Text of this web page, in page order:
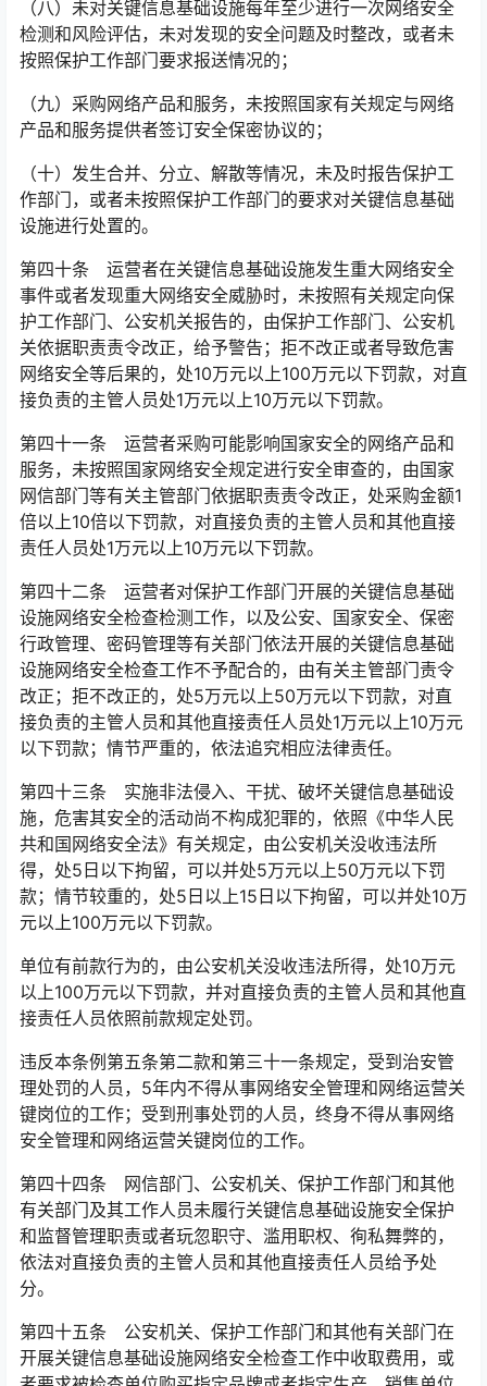
（八）未对关键信息基础设施每年至少进行一次网络安全
检测和风险评估，未对发现的安全问题及时整改，或者未
按照保护工作部门要求报送情况的；
（九）采购网络产品和服务，未按照国家有关规定与网络
产品和服务提供者签订安全保密协议的；
（十）发生合并、分立、解散等情况，未及时报告保护工
作部门，或者未按照保护工作部门的要求对关键信息基础
设施进行处置的。
第四十条 运营者在关键信息基础设施发生重大网络安全
事件或者发现重大网络安全威胁时，未按照有关规定向保
护工作部门、公安机关报告的，由保护工作部门、公安机
关依据职责责令改正，给予警告；拒不改正或者导致危害
网络安全等后果的，处10万元以上100万元以下罚款，对直
接负责的主管人员处1万元以上10万元以下罚款。󠅅󠅃󠄵󠅂󠄪󠇖󠆨󠆨󠇕󠆞󠆒󠅬󠇘󠆭󠆘󠇙󠆝󠅵󠇗󠆭󠆁󠄐󠇗󠅹󠅸󠇖󠆍󠅳󠇖󠅹󠅰󠇖󠆌󠅹
第四十一条 运营者采购可能影响国家安全的网络产品和
服务，未按照国家网络安全规定进行安全审查的，由国家
网信部门等有关主管部门依据职责责令改正，处采购金额1
倍以上10倍以下罚款，对直接负责的主管人员和其他直接
责任人员处1万元以上10万元以下罚款。󠅅󠅃󠄵󠅂󠄪󠇖󠆨󠆨󠇕󠆞󠆒󠅬󠇘󠆭󠆘󠇙󠆝󠅵󠇗󠆭󠆁󠄐󠇗󠅹󠅸󠇖󠆍󠅳󠇖󠅹󠅰󠇖󠆌󠅹
第四十二条 运营者对保护工作部门开展的关键信息基础
设施网络安全检查检测工作，以及公安、国家安全、保密
行政管理、密码管理等有关部门依法开展的关键信息基础
设施网络安全检查工作不予配合的，由有关主管部门责令
改正；拒不改正的，处5万元以上50万元以下罚款，对直
接负责的主管人员和其他直接责任人员处1万元以上10万元
以下罚款；情节严重的，依法追究相应法律责任。󠅅󠅃󠄵󠅂󠄪󠇖󠆨󠆨󠇕󠆞󠆒󠅬󠇘󠆭󠆘󠇙󠆝󠅵󠇗󠆭󠆁󠄐󠇗󠅹󠅸󠇖󠆍󠅳󠇖󠅹󠅰󠇖󠆌󠅹
第四十三条 实施非法侵入、干扰、破坏关键信息基础设
施，危害其安全的活动尚不构成犯罪的，依照《中华人民
共和国网络安全法》有关规定，由公安机关没收违法所
得，处5日以下拘留，可以并处5万元以上50万元以下罚
款；情节较重的，处5日以上15日以下拘留，可以并处10万
元以上100万元以下罚款。󠅅󠅃󠄵󠅂󠄪󠇖󠆨󠆨󠇕󠆞󠆒󠅬󠇘󠆭󠆘󠇙󠆝󠅵󠇗󠆭󠆁󠄐󠇗󠅹󠅸󠇖󠆍󠅳󠇖󠅹󠅰󠇖󠆌󠅹
单位有前款行为的，由公安机关没收违法所得，处10万元
以上100万元以下罚款，并对直接负责的主管人员和其他直
接责任人员依照前款规定处罚。
违反本条例第五条第二款和第三十一条规定，受到治安管
理处罚的人员，5年内不得从事网络安全管理和网络运营关
键岗位的工作；受到刑事处罚的人员，终身不得从事网络
安全管理和网络运营关键岗位的工作。󠅅󠅃󠄵󠅂󠄪󠇖󠆨󠆨󠇕󠆞󠆒󠅬󠇘󠆭󠆘󠇙󠆝󠅵󠇗󠆭󠆁󠄐󠇗󠅹󠅸󠇖󠆍󠅳󠇖󠅹󠅰󠇖󠆌󠅹
第四十四条 网信部门、公安机关、保护工作部门和其他
有关部门及其工作人员未履行关键信息基础设施安全保护
和监督管理职责或者玩忽职守、滥用职权、徇私舞弊的，
依法对直接负责的主管人员和其他直接责任人员给予处
分。󠅅󠅃󠄵󠅂󠄪󠇖󠆨󠆨󠇕󠆞󠆒󠅬󠇘󠆭󠆘󠇙󠆝󠅵󠇗󠆭󠆁󠄐󠇗󠅹󠅸󠇖󠆍󠅳󠇖󠅹󠅰󠇖󠆌󠅹
第四十五条 公安机关、保护工作部门和其他有关部门在
开展关键信息基础设施网络安全检查工作中收取费用，或